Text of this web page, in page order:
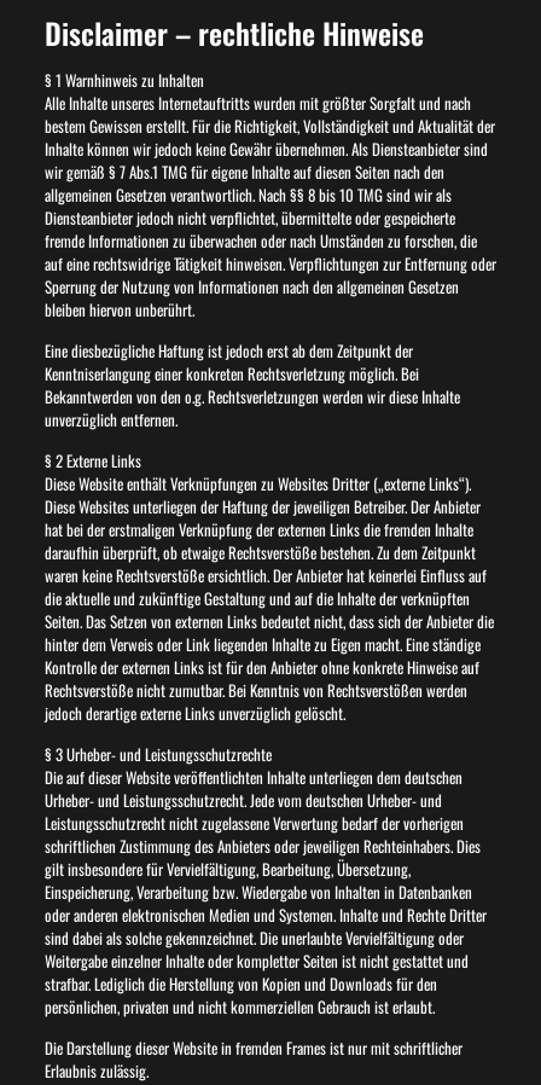
Disclaimer – rechtliche Hinweise
§ 1 Warnhinweis zu Inhalten
Alle Inhalte unseres Internetauftritts wurden mit größter Sorgfalt und nach
bestem Gewissen erstellt. Für die Richtigkeit, Vollständigkeit und Aktualität der
Inhalte können wir jedoch keine Gewähr übernehmen. Als Diensteanbieter sind
wir gemäß § 7 Abs.1 TMG für eigene Inhalte auf diesen Seiten nach den
allgemeinen Gesetzen verantwortlich. Nach §§ 8 bis 10 TMG sind wir als
Diensteanbieter jedoch nicht verpflichtet, übermittelte oder gespeicherte
fremde Informationen zu überwachen oder nach Umständen zu forschen, die
auf eine rechtswidrige Tätigkeit hinweisen. Verpflichtungen zur Entfernung oder
Sperrung der Nutzung von Informationen nach den allgemeinen Gesetzen
bleiben hiervon unberührt.
Eine diesbezügliche Haftung ist jedoch erst ab dem Zeitpunkt der
Kenntniserlangung einer konkreten Rechtsverletzung möglich. Bei
Bekanntwerden von den o.g. Rechtsverletzungen werden wir diese Inhalte
unverzüglich entfernen.
§ 2 Externe Links
Diese Website enthält Verknüpfungen zu Websites Dritter („externe Links“).
Diese Websites unterliegen der Haftung der jeweiligen Betreiber. Der Anbieter
hat bei der erstmaligen Verknüpfung der externen Links die fremden Inhalte
daraufhin überprüft, ob etwaige Rechtsverstöße bestehen. Zu dem Zeitpunkt
waren keine Rechtsverstöße ersichtlich. Der Anbieter hat keinerlei Einfluss auf
die aktuelle und zukünftige Gestaltung und auf die Inhalte der verknüpften
Seiten. Das Setzen von externen Links bedeutet nicht, dass sich der Anbieter die
hinter dem Verweis oder Link liegenden Inhalte zu Eigen macht. Eine ständige
Kontrolle der externen Links ist für den Anbieter ohne konkrete Hinweise auf
Rechtsverstöße nicht zumutbar. Bei Kenntnis von Rechtsverstößen werden
jedoch derartige externe Links unverzüglich gelöscht.
§ 3 Urheber- und Leistungsschutzrechte
Die auf dieser Website veröffentlichten Inhalte unterliegen dem deutschen
Urheber- und Leistungsschutzrecht. Jede vom deutschen Urheber- und
Leistungsschutzrecht nicht zugelassene Verwertung bedarf der vorherigen
schriftlichen Zustimmung des Anbieters oder jeweiligen Rechteinhabers. Dies
gilt insbesondere für Vervielfältigung, Bearbeitung, Übersetzung,
Einspeicherung, Verarbeitung bzw. Wiedergabe von Inhalten in Datenbanken
oder anderen elektronischen Medien und Systemen. Inhalte und Rechte Dritter
sind dabei als solche gekennzeichnet. Die unerlaubte Vervielfältigung oder
Weitergabe einzelner Inhalte oder kompletter Seiten ist nicht gestattet und
strafbar. Lediglich die Herstellung von Kopien und Downloads für den
persönlichen, privaten und nicht kommerziellen Gebrauch ist erlaubt.
Die Darstellung dieser Website in fremden Frames ist nur mit schriftlicher
Erlaubnis zulässig.